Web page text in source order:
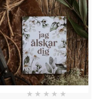
★ ★ ★ ★ ★